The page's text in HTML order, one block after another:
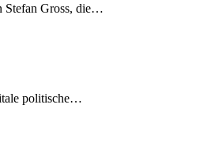
Stefan Gross, die…
politische…